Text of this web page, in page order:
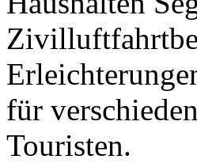
für
Touristen.